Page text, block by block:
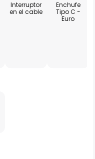
Interruptor
en el cable
Enchufe
Tipo C -
Euro